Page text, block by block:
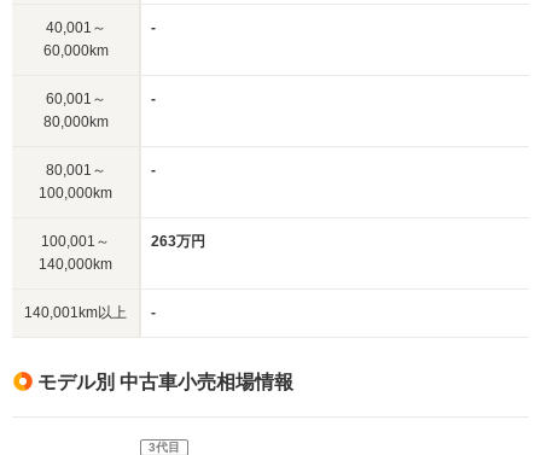
40,001～
60,000km
-
60,001～
80,000km
-
80,001～
100,000km
-
100,001～
140,000km
263万円
140,001km以上 -
モデル別 中古車小売相場情報
3代目